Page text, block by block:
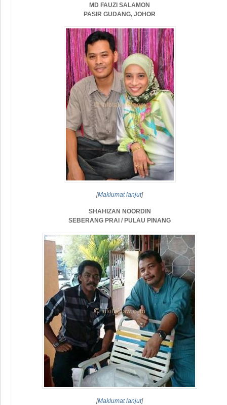
MD FAUZI SALAMON
PASIR GUDANG, JOHOR
[Maklumat lanjut]
SHAHIZAN NOORDIN
SEBERANG PRAI / PULAU PINANG
[Maklumat lanjut]